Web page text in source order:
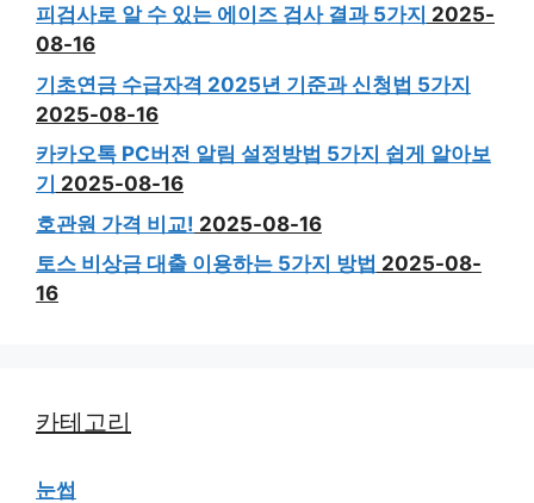
피검사로 알 수 있는 에이즈 검사 결과 5가지 2025-
08-16
기초연금 수급자격 2025년 기준과 신청법 5가지
2025-08-16
카카오톡 PC버전 알림 설정방법 5가지 쉽게 알아보
기 2025-08-16
호관원 가격 비교! 2025-08-16
토스 비상금 대출 이용하는 5가지 방법 2025-08-
16
카테고리
눈썹